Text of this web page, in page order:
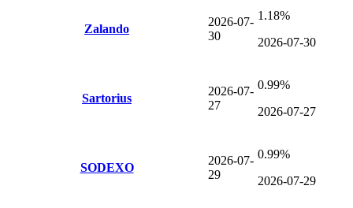
Zalando
2026-07-
30
1.18%
2026-07-30
Sartorius
2026-07-
27
0.99%
2026-07-27
SODEXO
2026-07-
29
0.99%
2026-07-29